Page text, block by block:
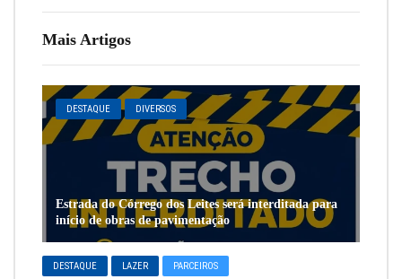
Mais Artigos
DESTAQUE DIVERSOS
Estrada do Córrego dos Leites será interditada para
início de obras de pavimentação
DESTAQUE LAZER PARCEIROS